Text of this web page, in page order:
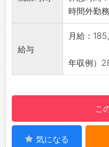
【おすす
◇年間休
・プライ
【研修制
・専門知
れる職場
・フォロ
時間外勤
給与
月給：
年収例）
こ
気になる